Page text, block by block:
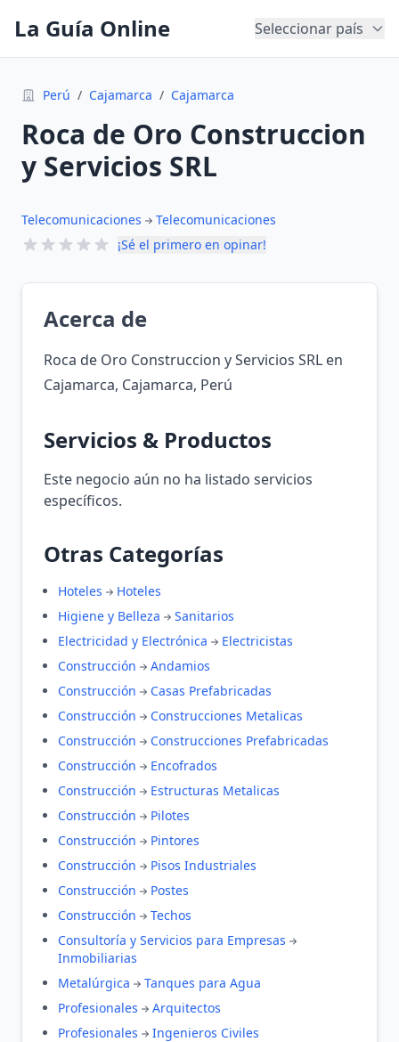
La Guía Online Seleccionar país
Perú / Cajamarca / Cajamarca
Roca de Oro Construccion
y Servicios SRL
Telecomunicaciones
Telecomunicaciones
¡Sé el primero en opinar!
Acerca de
Roca de Oro Construccion y Servicios SRL en
Cajamarca, Cajamarca, Perú
Servicios & Productos
Este negocio aún no ha listado servicios
específicos.
Otras Categorías
Hoteles
Hoteles
Higiene y Belleza
Sanitarios
Electricidad y Electrónica
Electricistas
Construcción
Andamios
Construcción
Casas Prefabricadas
Construcción
Construcciones Metalicas
Construcción
Construcciones Prefabricadas
Construcción
Encofrados
Construcción
Estructuras Metalicas
Construcción
Pilotes
Construcción
Pintores
Construcción
Pisos Industriales
Construcción
Postes
Construcción
Techos
Consultoría y Servicios para Empresas
Inmobiliarias
Metalúrgica
Tanques para Agua
Profesionales
Arquitectos
Profesionales
Ingenieros Civiles